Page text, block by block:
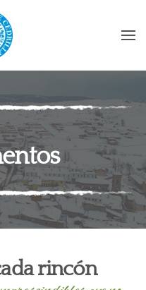
rincón